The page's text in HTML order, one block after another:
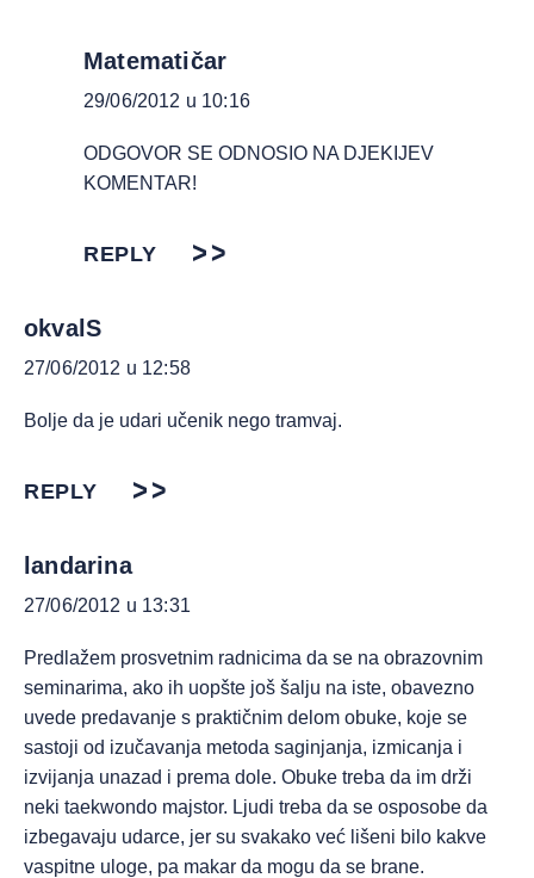
Matematičar
29/06/2012 u 10:16
ODGOVOR SE ODNOSIO NA DJEKIJEV
KOMENTAR!
REPLY
okvalS
27/06/2012 u 12:58
Bolje da je udari učenik nego tramvaj.
REPLY
landarina
27/06/2012 u 13:31
Predlažem prosvetnim radnicima da se na obrazovnim
seminarima, ako ih uopšte još šalju na iste, obavezno
uvede predavanje s praktičnim delom obuke, koje se
sastoji od izučavanja metoda saginjanja, izmicanja i
izvijanja unazad i prema dole. Obuke treba da im drži
neki taekwondo majstor. Ljudi treba da se osposobe da
izbegavaju udarce, jer su svakako već lišeni bilo kakve
vaspitne uloge, pa makar da mogu da se brane.